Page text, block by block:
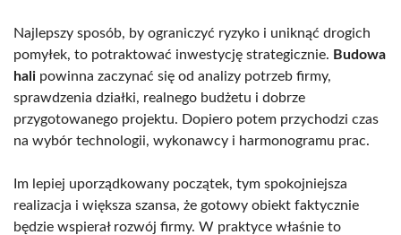
Najlepszy sposób, by ograniczyć ryzyko i uniknąć drogich
pomyłek, to potraktować inwestycję strategicznie. Budowa
hali powinna zaczynać się od analizy potrzeb firmy,
sprawdzenia działki, realnego budżetu i dobrze
przygotowanego projektu. Dopiero potem przychodzi czas
na wybór technologii, wykonawcy i harmonogramu prac.
Im lepiej uporządkowany początek, tym spokojniejsza
realizacja i większa szansa, że gotowy obiekt faktycznie
będzie wspierał rozwój firmy. W praktyce właśnie to